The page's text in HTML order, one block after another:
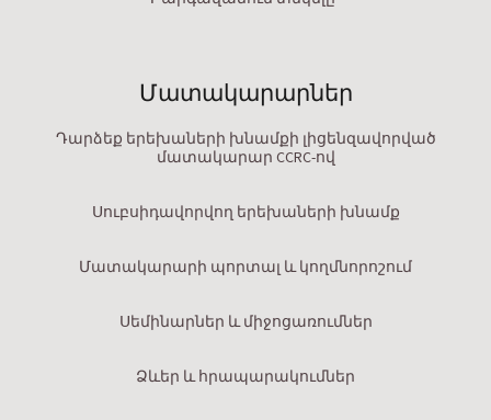
Մատակարարներ
Դարձեք երեխաների խնամքի լիցենզավորված
մատակարար CCRC-ով
Սուբսիդավորվող երեխաների խնամք
Մատակարարի պորտալ և կողմնորոշում
Սեմինարներ և միջոցառումներ
Ձևեր և հրապարակումներ